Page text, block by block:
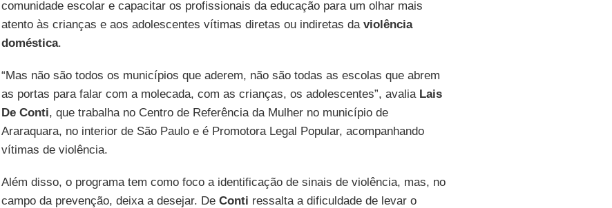
comunidade escolar e capacitar os profissionais da educação para um olhar mais
atento às crianças e aos adolescentes vítimas diretas ou indiretas da violência
doméstica.
“Mas não são todos os municípios que aderem, não são todas as escolas que abrem
as portas para falar com a molecada, com as crianças, os adolescentes”, avalia Lais
De Conti, que trabalha no Centro de Referência da Mulher no município de
Araraquara, no interior de São Paulo e é Promotora Legal Popular, acompanhando
vítimas de violência.
Além disso, o programa tem como foco a identificação de sinais de violência, mas, no
campo da prevenção, deixa a desejar. De Conti ressalta a dificuldade de levar o